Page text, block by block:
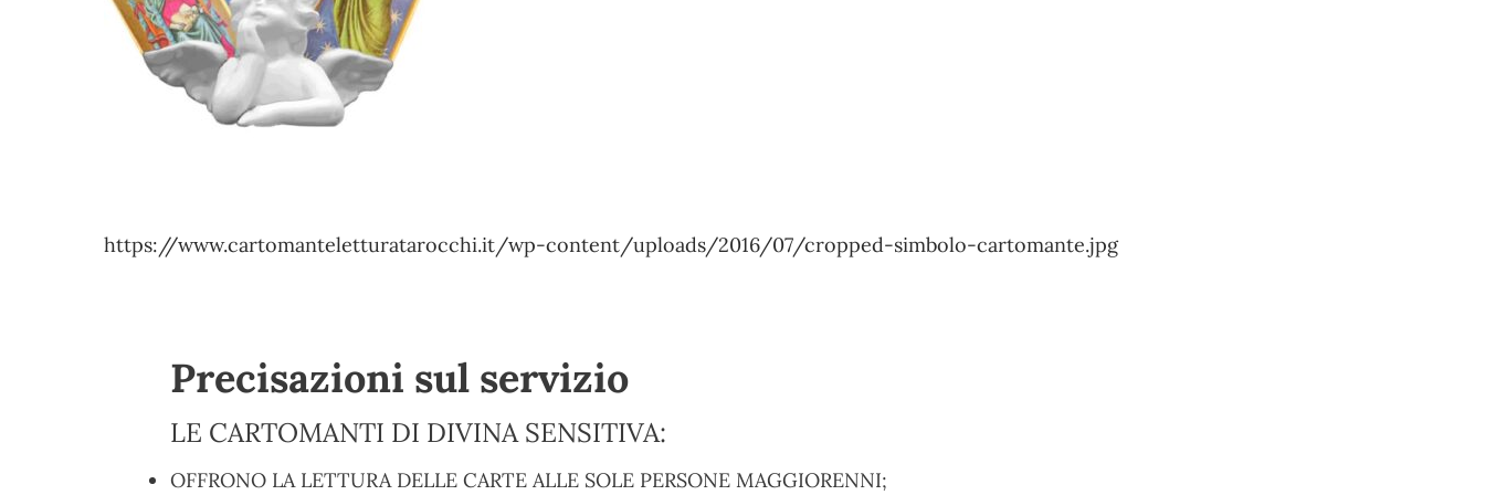
https://www.cartomanteletturatarocchi.it/wp-content/uploads/2016/07/cropped-simbolo-cartomante.jpg
Precisazioni sul servizio
LE CARTOMANTI DI DIVINA SENSITIVA:
OFFRONO LA LETTURA DELLE CARTE ALLE SOLE PERSONE MAGGIORENNI;